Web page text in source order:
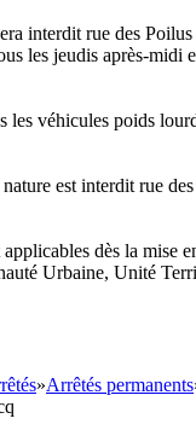
interdit rue des
les jeudis après-
véhicules poids
est interdit rue
dès la mise
Urbaine, Unité
»Arrêtés permanents